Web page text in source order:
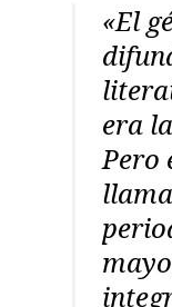
«El
era
Pero